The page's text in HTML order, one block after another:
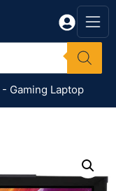
- Gaming Laptop